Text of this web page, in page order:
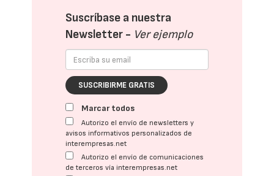
Suscríbase a nuestra
Newsletter - Ver ejemplo
SUSCRIBIRME GRATIS
Marcar todos
Autorizo el envío de newsletters y
avisos informativos personalizados de
interempresas.net
Autorizo el envío de comunicaciones
de terceros vía interempresas.net